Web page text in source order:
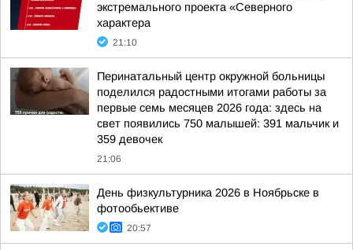
экстремального проекта «Северного
характера
21:10
Перинатальный центр окружной больницы
поделился радостными итогами работы за
первые семь месяцев 2026 года: здесь на
свет появились 750 малышей: 391 мальчик и
359 девочек
21:06
День физкультурника 2026 в Ноябрьске в
фотообьективе
20:57